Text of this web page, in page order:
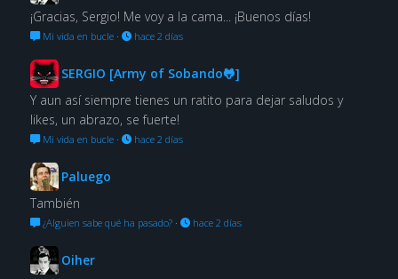
¡Gracias, Sergio! Me voy a la cama... ¡Buenos días!
Mi vida en bucle· hace 2 días
SERGIO [Army of Sobando🐸]
Y aun así siempre tienes un ratito para dejar saludos y
likes, un abrazo, se fuerte!
Mi vida en bucle· hace 2 días
Paluego
También
¿Alguien sabe qué ha pasado?· hace 2 días
Oiher